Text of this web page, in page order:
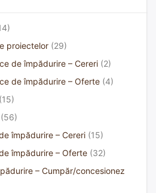
proiectelor (29)
de împădurire – Cereri (2)
de împădurire – Oferte (4)
(15)
(56)
împădurire – Cereri (15)
împădurire – Oferte (32)
– Cumpăr/concesionez